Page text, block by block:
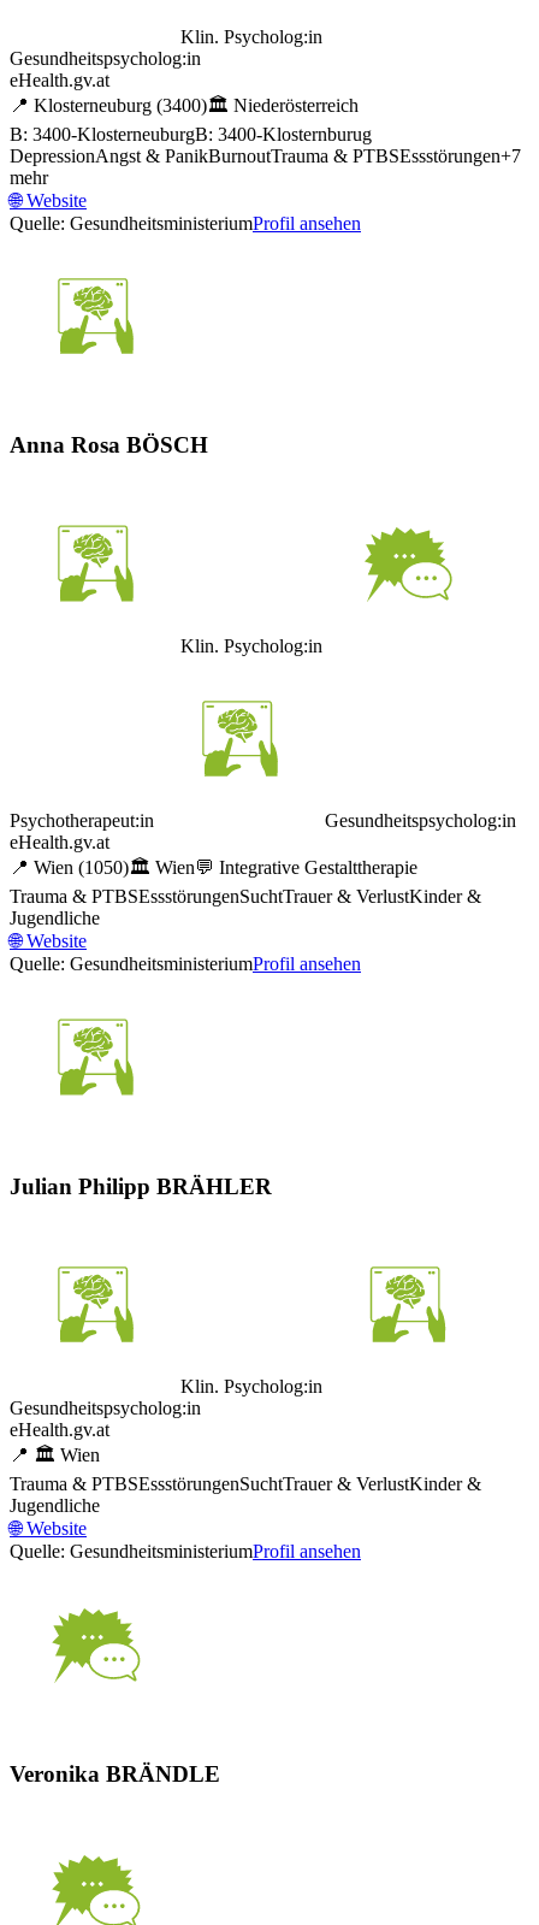
Klin. Psycholog:in
Gesundheitspsycholog:in
eHealth.gv.at
📍 Klosterneuburg (3400)🏛️ Niederösterreich
B: 3400-KlosterneuburgB: 3400-Klosternburug
DepressionAngst & PanikBurnoutTrauma & PTBSEssstörungen+7
mehr
🌐Website
Quelle: GesundheitsministeriumProfil ansehen
Anna Rosa BÖSCH
Klin. Psycholog:in
Psychotherapeut:in
Gesundheitspsycholog:in
eHealth.gv.at
📍 Wien (1050)🏛️ Wien💬 Integrative Gestalttherapie
Trauma & PTBSEssstörungenSuchtTrauer & VerlustKinder &
Jugendliche
🌐Website
Quelle: GesundheitsministeriumProfil ansehen
Julian Philipp BRÄHLER
Klin. Psycholog:in
Gesundheitspsycholog:in
eHealth.gv.at
📍 🏛️ Wien
Trauma & PTBSEssstörungenSuchtTrauer & VerlustKinder &
Jugendliche
🌐Website
Quelle: GesundheitsministeriumProfil ansehen
Veronika BRÄNDLE